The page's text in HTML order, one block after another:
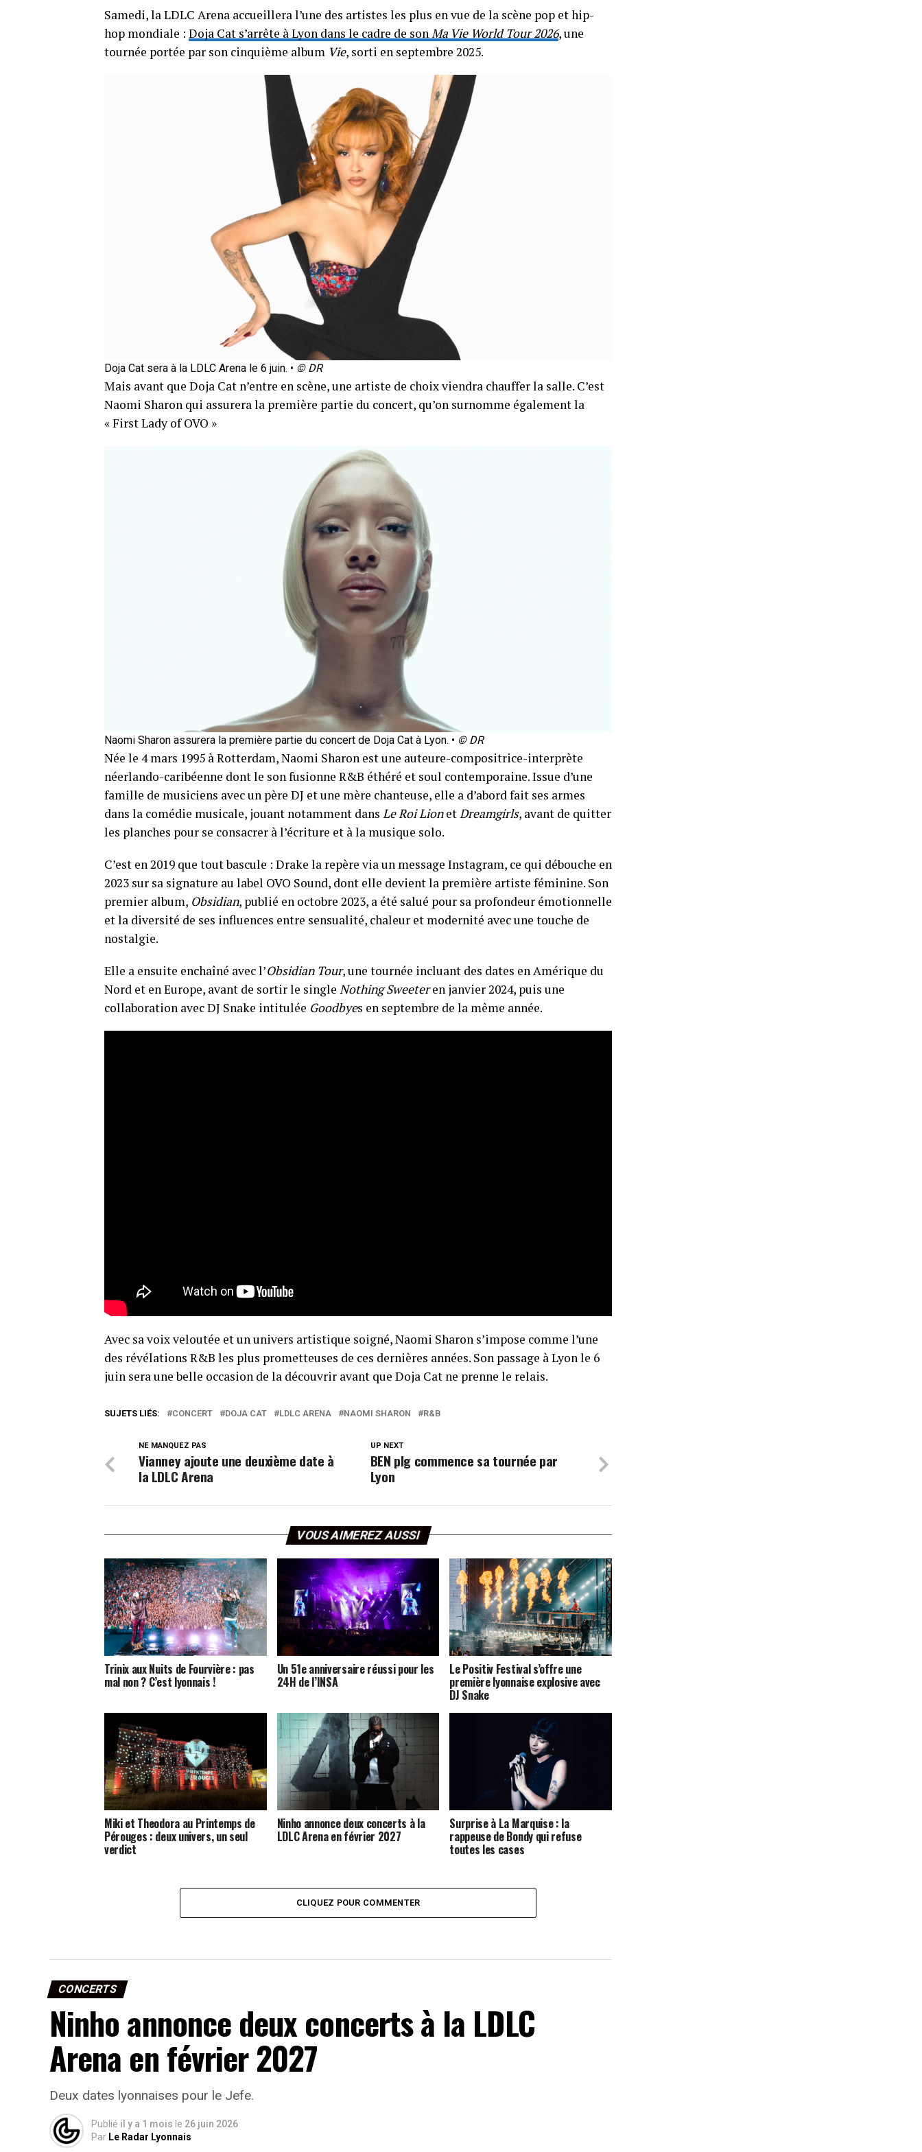
Samedi, la LDLC Arena accueillera l’une des artistes les plus en vue de la scène pop et hip-
hop mondiale : Doja Cat s’arrête à Lyon dans le cadre de sonMa Vie World Tour 2026, une
tournée portée par son cinquième album Vie, sorti en septembre 2025.
Doja Cat sera à la LDLC Arena le 6 juin. • © DR
Mais avant que Doja Cat n’entre en scène, une artiste de choix viendra chauffer la salle. C’est
Naomi Sharon qui assurera la première partie du concert, qu’on surnomme également la
« First Lady of OVO »
Naomi Sharon assurera la première partie du concert de Doja Cat à Lyon. • © DR
Née le 4 mars 1995 à Rotterdam, Naomi Sharon est une auteure-compositrice-interprète
néerlando-caribéenne dont le son fusionne R&B éthéré et soul contemporaine. Issue d’une
famille de musiciens avec un père DJ et une mère chanteuse, elle a d’abord fait ses armes
dans la comédie musicale, jouant notamment dans Le Roi Lionet Dreamgirls, avant de quitter
les planches pour se consacrer à l’écriture et à la musique solo.
C’est en 2019 que tout bascule : Drake la repère via un message Instagram, ce qui débouche en
2023 sur sa signature au label OVO Sound, dont elle devient la première artiste féminine. Son
premier album, Obsidian, publié en octobre 2023, a été salué pour sa profondeur émotionnelle
et la diversité de ses influences entre sensualité, chaleur et modernité avec une touche de
nostalgie.
Elle a ensuite enchaîné avec l’Obsidian Tour, une tournée incluant des dates en Amérique du
Nord et en Europe, avant de sortir le single Nothing Sweeteren janvier 2024, puis une
collaboration avec DJ Snake intitulée Goodbyes en septembre de la même année.
Avec sa voix veloutée et un univers artistique soigné, Naomi Sharon s’impose comme l’une
des révélations R&B les plus prometteuses de ces dernières années. Son passage à Lyon le 6
juin sera une belle occasion de la découvrir avant que Doja Cat ne prenne le relais.
SUJETS LIÉS: CONCERT DOJA CAT LDLC ARENA NAOMI SHARON R&B
UP NEXT
BEN plg commence sa tournée par
Lyon
NE MANQUEZ PAS
Vianney ajoute une deuxième date à
la LDLC Arena
VOUS AIMEREZ AUSSI
Trinix aux Nuits de Fourvière : pas
mal non ? C’est lyonnais !
Un 51e anniversaire réussi pour les
24H de l’INSA
Le Positiv Festival s’offre une
première lyonnaise explosive avec
DJ Snake
Miki et Theodora au Printemps de
Pérouges : deux univers, un seul
verdict
Ninho annonce deux concerts à la
LDLC Arena en février 2027
Surprise à La Marquise : la
rappeuse de Bondy qui refuse
toutes les cases
CLIQUEZ POUR COMMENTER
CONCERTS
Ninho annonce deux concerts à la LDLC
Arena en février 2027
Deux dates lyonnaises pour le Jefe.
Publié il y a 1 mois le 26 juin 2026
Par Le Radar Lyonnais